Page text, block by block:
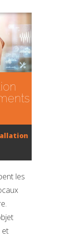
les
et